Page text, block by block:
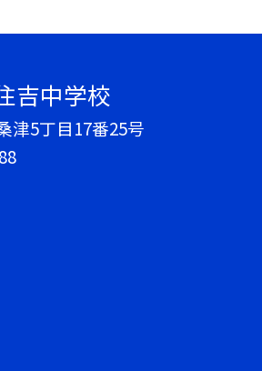
吉中学校
津5丁目17番25号